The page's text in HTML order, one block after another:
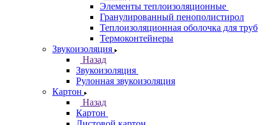
Элементы теплоизоляционные
Гранулированный пенополистирол
Теплоизоляционная оболочка для труб
Термоконтейнеры
Звукоизоляция
Назад
Звукоизоляция
Рулонная звукоизоляция
Картон
Назад
Картон